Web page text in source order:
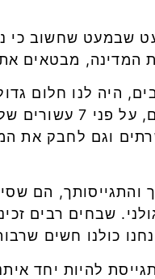
המדינה, מבטאים
היה לנו חלום
בין דורות של
וגם לחבק את
גולני. שבחים
כולנו חשים
להיות יחד